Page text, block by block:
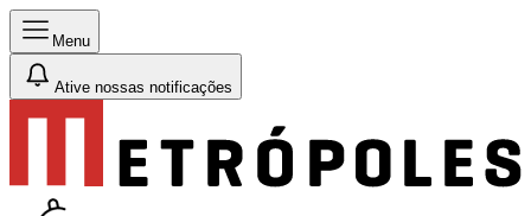
Menu
Ative nossas notificações